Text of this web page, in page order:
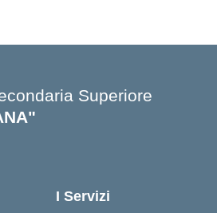
Superiore
I Servizi